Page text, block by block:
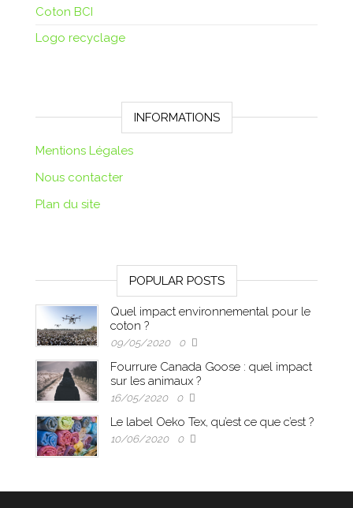
Coton BCI
Logo recyclage
INFORMATIONS
Mentions Légales
Nous contacter
Plan du site
POPULAR POSTS
Quel impact environnemental pour le
coton ?
09/05/2020 0
Fourrure Canada Goose : quel impact
sur les animaux ?
16/05/2020 0
Le label Oeko Tex, qu’est ce que c’est ?
10/06/2020 0